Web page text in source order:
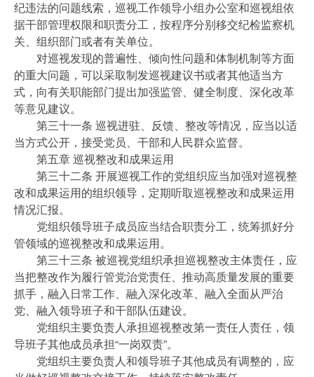
纪违法的问题线索，巡视工作领导小组办公室和巡视组依
据干部管理权限和职责分工，按程序分别移交纪检监察机
关、组织部门或者有关单位。
对巡视发现的普遍性、倾向性问题和体制机制等方面
的重大问题，可以采取制发巡视建议书或者其他适当方
式，向有关职能部门提出加强监管、健全制度、深化改革
等意见建议。
第三十一条 巡视进驻、反馈、整改等情况，应当以适
当方式公开，接受党员、干部和人民群众监督。
第五章 巡视整改和成果运用
第三十二条 开展巡视工作的党组织应当加强对巡视整
改和成果运用的组织领导，定期听取巡视整改和成果运用
情况汇报。
党组织领导班子成员应当结合职责分工，统筹抓好分
管领域的巡视整改和成果运用。
第三十三条 被巡视党组织承担巡视整改主体责任，应
当把整改作为履行管党治党责任、推动高质量发展的重要
抓手，融入日常工作、融入深化改革、融入全面从严治
党、融入领导班子和干部队伍建设。
党组织主要负责人承担巡视整改第一责任人责任，领
导班子其他成员承担“一岗双责”。
党组织主要负责人和领导班子其他成员有调整的，应